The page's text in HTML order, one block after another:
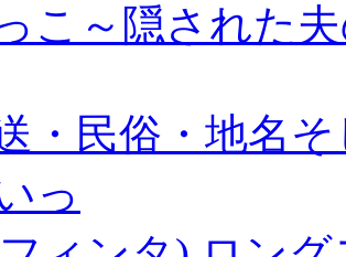
こ～隠された
・民俗・地名
っ